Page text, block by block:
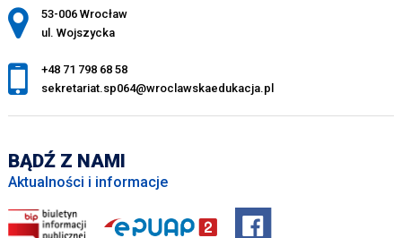
Adres pocztowy:
53-006 Wrocław
ul. Wojszycka
+48 71 798 68 58
sekretariat.sp064@wroclawskaedukacja.pl
BĄDŹ Z NAMI
Aktualności i informacje